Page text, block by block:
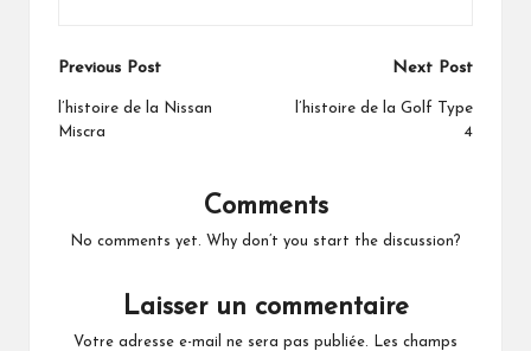
Post
navigation
Previous Post
l’histoire de la Nissan
Miscra
Next Post
l’histoire de la Golf Type
4
Comments
No comments yet. Why don’t you start the discussion?
Laisser un commentaire
Votre adresse e-mail ne sera pas publiée.
Les champs